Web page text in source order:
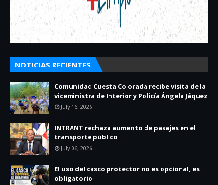
NOTICIAS RECIENTES
Comunidad Cuesta Colorada recibe visita de la
viceministra de Interior y Policía Ángela Jáquez
July 16, 2026
INTRANT rechaza aumento de pasajes en el
transporte público
July 06, 2026
El uso del casco protector no es opcional, es
obligatorio